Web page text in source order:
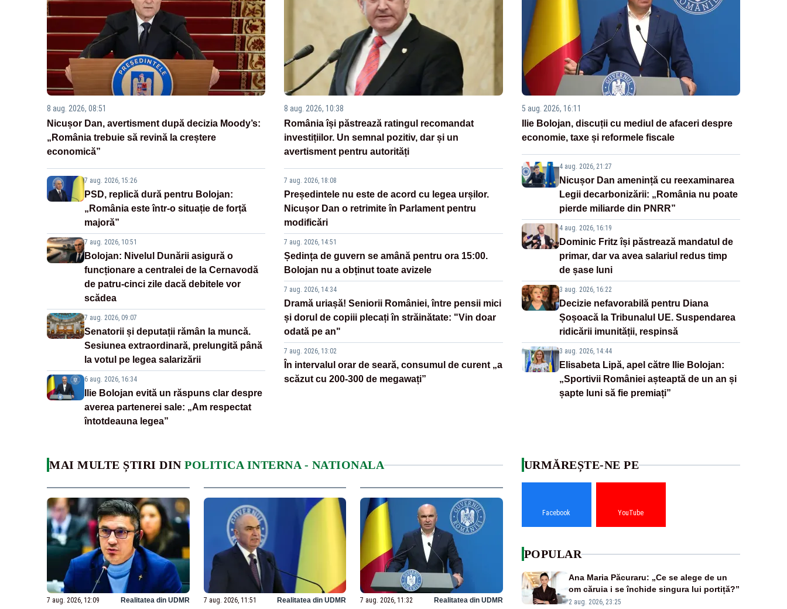
8 aug. 2026, 08:51
Nicușor Dan, avertisment după decizia Moody’s:
„România trebuie să revină la creștere
economică”
7 aug. 2026, 15:26
PSD, replică dură pentru Bolojan:
„România este într-o situație de forță
majoră”
7 aug. 2026, 10:51
Bolojan: Nivelul Dunării asigură o
funcționare a centralei de la Cernavodă
de patru-cinci zile dacă debitele vor
scădea
7 aug. 2026, 09:07
Senatorii și deputații rămân la muncă.
Sesiunea extraordinară, prelungită până
la votul pe legea salarizării
6 aug. 2026, 16:34
Ilie Bolojan evită un răspuns clar despre
averea partenerei sale: „Am respectat
întotdeauna legea”
8 aug. 2026, 10:38
România își păstrează ratingul recomandat
investițiilor. Un semnal pozitiv, dar și un
avertisment pentru autorități
7 aug. 2026, 18:08
Președintele nu este de acord cu legea urșilor.
Nicușor Dan o retrimite în Parlament pentru
modificări
7 aug. 2026, 14:51
Ședința de guvern se amână pentru ora 15:00.
Bolojan nu a obținut toate avizele
7 aug. 2026, 14:34
Dramă uriașă! Seniorii României, între pensii mici
și dorul de copiii plecați în străinătate: "Vin doar
odată pe an"
7 aug. 2026, 13:02
În intervalul orar de seară, consumul de curent „a
scăzut cu 200-300 de megawați”
5 aug. 2026, 16:11
Ilie Bolojan, discuții cu mediul de afaceri despre
economie, taxe și reformele fiscale
4 aug. 2026, 21:27
Nicușor Dan amenință cu reexaminarea
Legii decarbonizării: „România nu poate
pierde miliarde din PNRR”
4 aug. 2026, 16:19
Dominic Fritz își păstrează mandatul de
primar, dar va avea salariul redus timp
de șase luni
3 aug. 2026, 16:22
Decizie nefavorabilă pentru Diana
Șoșoacă la Tribunalul UE. Suspendarea
ridicării imunității, respinsă
3 aug. 2026, 14:44
Elisabeta Lipă, apel către Ilie Bolojan:
„Sportivii României așteaptă de un an și
șapte luni să fie premiați”
MAI MULTE ȘTIRI DIN POLITICA INTERNA - NATIONALA
7 aug. 2026, 12:09 Realitatea din UDMR 7 aug. 2026, 11:51 Realitatea din UDMR 7 aug. 2026, 11:32 Realitatea din UDMR
URMĂREȘTE-NE PE
Facebook YouTube
POPULAR
Ana Maria Păcuraru: „Ce se alege de un
om căruia i se închide singura lui portiță?”
2 aug. 2026, 23:25